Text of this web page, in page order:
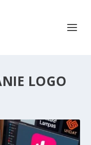
LOGO